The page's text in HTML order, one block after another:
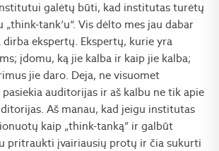
galėtų būti, kad institutas turėtų
tank‘u“. Vis dėlto mes jau dabar
ekspertų. Ekspertų, kurie yra
įdomu, ką jie kalba ir kaip jie kalba;
jie daro. Deja, ne visuomet
auditorijas ir aš kalbu ne tik apie
Aš manau, kad jeigu institutas
kaip „think-tanką” ir galbūt
pritraukti įvairiausių protų ir čia sukurti